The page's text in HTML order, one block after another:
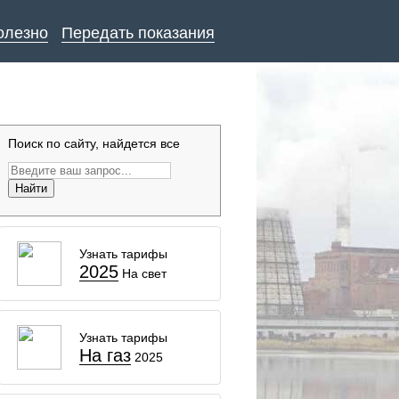
Передать показания
Поиск по сайту, найдется все
Найти
Узнать тарифы
2025 На свет
Узнать тарифы
На газ 2025